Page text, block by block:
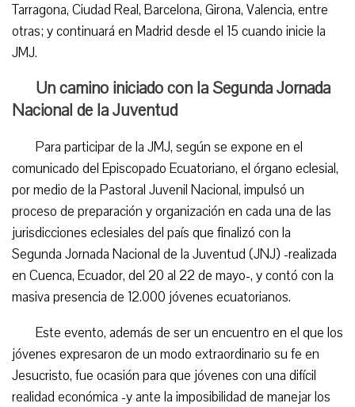
Tarragona, Ciudad Real, Barcelona, Girona, Valencia, entre
otras; y continuará en Madrid desde el 15 cuando inicie la
JMJ.
Un camino iniciado con la Segunda Jornada
Nacional de la Juventud
Para participar de la JMJ, según se expone en el
comunicado del Episcopado Ecuatoriano, el órgano eclesial,
por medio de la Pastoral Juvenil Nacional, impulsó un
proceso de preparación y organización en cada una de las
jurisdicciones eclesiales del país que finalizó con la
Segunda Jornada Nacional de la Juventud (JNJ) -realizada
en Cuenca, Ecuador, del 20 al 22 de mayo-, y contó con la
masiva presencia de 12.000 jóvenes ecuatorianos.
Este evento, además de ser un encuentro en el que los
jóvenes expresaron de un modo extraordinario su fe en
Jesucristo, fue ocasión para que jóvenes con una difícil
realidad económica -y ante la imposibilidad de manejar los